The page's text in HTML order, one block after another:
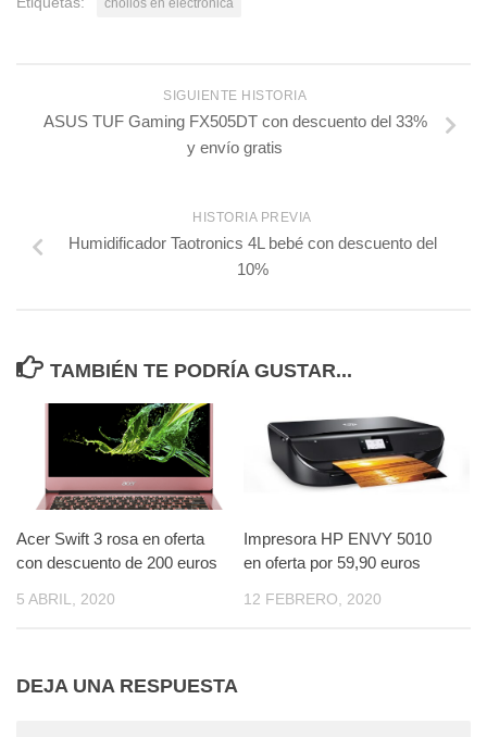
chollos en electrónica
SIGUIENTE HISTORIA
ASUS TUF Gaming FX505DT con descuento del 33%
y envío gratis
HISTORIA PREVIA
Humidificador Taotronics 4L bebé con descuento del
10%
TAMBIÉN TE PODRÍA GUSTAR...
Acer Swift 3 rosa en oferta
con descuento de 200 euros
5 ABRIL, 2020
Impresora HP ENVY 5010
en oferta por 59,90 euros
12 FEBRERO, 2020
DEJA UNA RESPUESTA